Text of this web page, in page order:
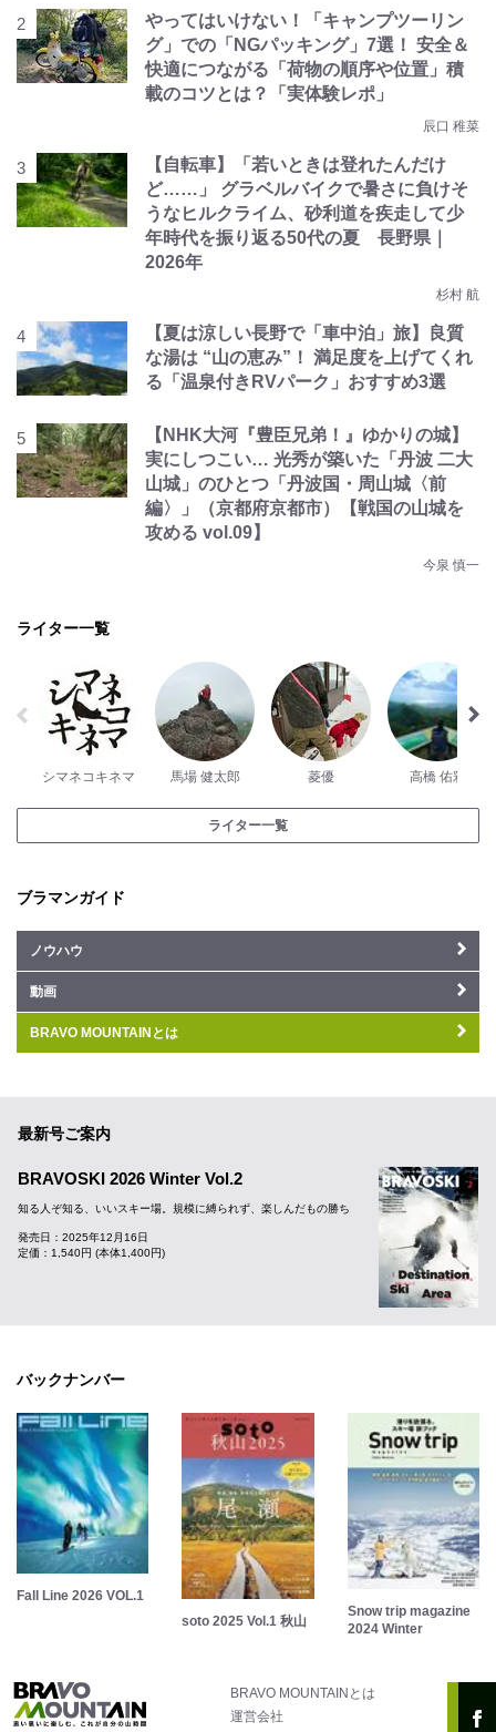
やってはいけない！「キャンプツーリン
グ」での「NGパッキング」7選！ 安全＆
快適につながる「荷物の順序や位置」積
載のコツとは？「実体験レポ」
辰口 稚菜
【自転車】「若いときは登れたんだけ
ど……」 グラベルバイクで暑さに負けそ
うなヒルクライム、砂利道を疾走して少
年時代を振り返る50代の夏 長野県｜
2026年
杉村 航
【夏は涼しい長野で「車中泊」旅】良質
な湯は “山の恵み”！ 満足度を上げてくれ
る「温泉付きRVパーク」おすすめ3選
【NHK大河『豊臣兄弟！』ゆかりの城】
実にしつこい… 光秀が築いた「丹波 二大
山城」のひとつ「丹波国・周山城〈前
編〉」（京都府京都市）【戦国の山城を
攻める vol.09】
今泉 慎一
ライター一覧
シマネコキネマ 馬場 健太郎 菱優 高橋 佑彩
ライター一覧
ブラマンガイド
ノウハウ
動画
BRAVO MOUNTAINとは
最新号ご案内
BRAVOSKI 2026 Winter Vol.2
知る人ぞ知る、いいスキー場。規模に縛られず、楽しんだもの勝ち
発売日：2025年12月16日
定価：1,540円 (本体1,400円)
バックナンバー
Fall Line 2026 VOL.1
soto 2025 Vol.1 秋山
Snow trip magazine
2024 Winter
BRAVO MOUNTAINとは
運営会社